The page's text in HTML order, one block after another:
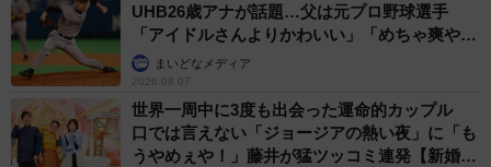
UHB26歳アナが話題…父は元プロ野球選手
「アイドルさんよりかわいい」「めちゃ爽や
か」まいどなメディア
2026.08.07
世界一周中に3度も出会った運命的カップル
口では言えない「ジョージアの熱い夜」に「も
うやめぇや！」藤井が猛ツッコミ連発【新婚さ